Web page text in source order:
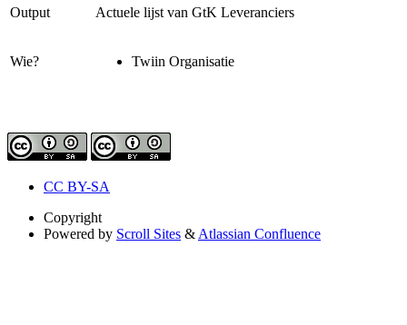
Output Actuele lijst van GtK Leveranciers
Wie? Twiin Organisatie
CC BY-SA
Copyright
Powered by Scroll Sites & Atlassian Confluence